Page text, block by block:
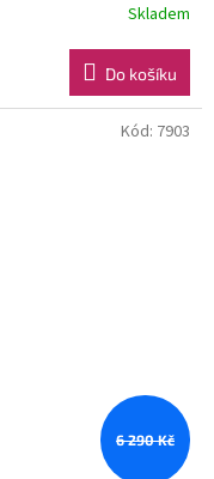
Skladem
Do košíku
6 290 Kč
Kód: 7903